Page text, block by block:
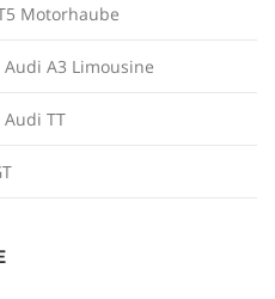
Motorhaube
A3 Limousine
TT